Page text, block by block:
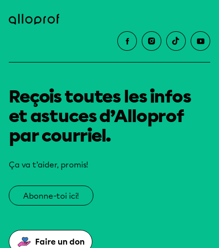
Reçois toutes les infos
et astuces d’Alloprof
par courriel.
Ça va t’aider, promis!
Abonne-toi ici!
Faire un don